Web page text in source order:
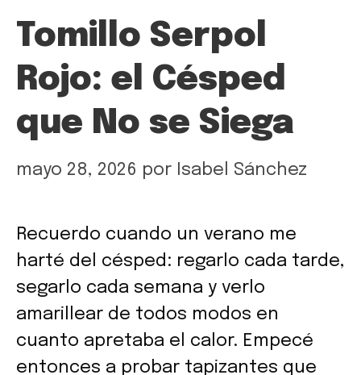
Tomillo Serpol
Rojo: el Césped
que No se Siega
mayo 28, 2026 por Isabel Sánchez
Recuerdo cuando un verano me
harté del césped: regarlo cada tarde,
segarlo cada semana y verlo
amarillear de todos modos en
cuanto apretaba el calor. Empecé
entonces a probar tapizantes que